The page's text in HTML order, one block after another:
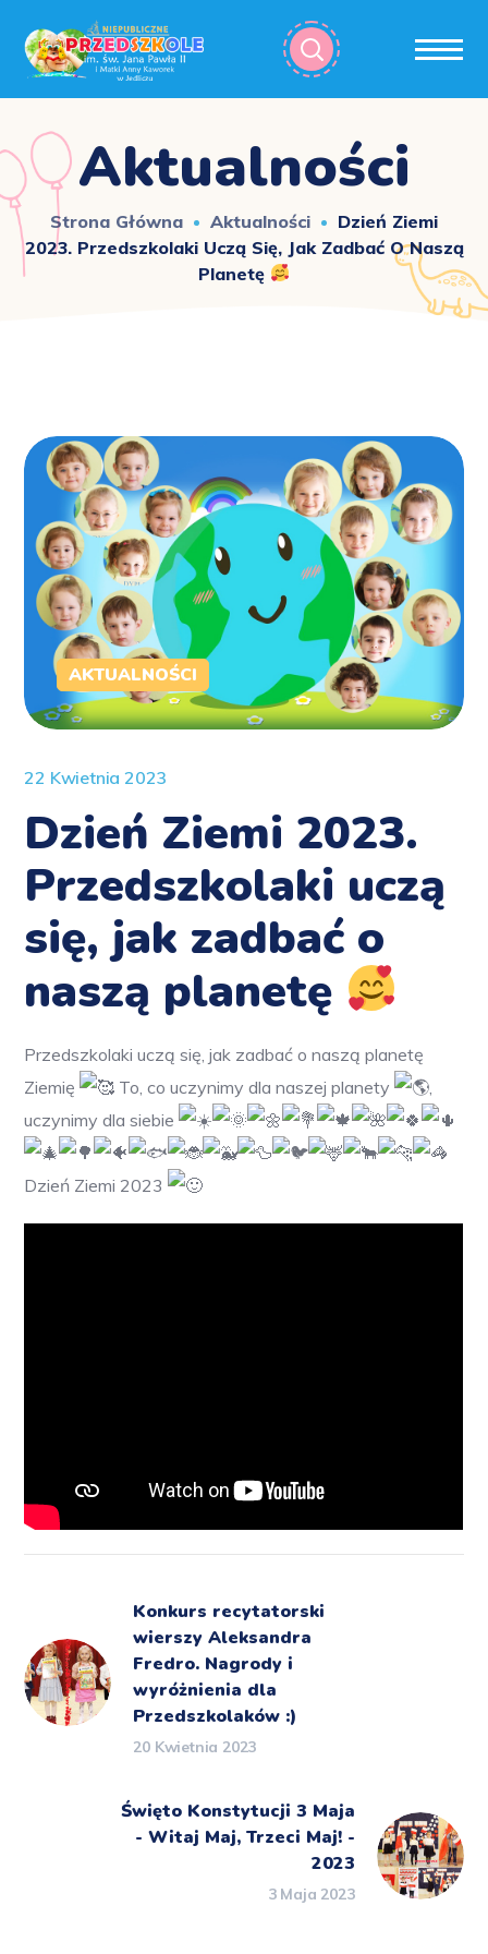
Aktualności
Strona Główna Aktualności
Dzień Ziemi
2023. Przedszkolaki Uczą Się, Jak Zadbać O Naszą
Planetę
AKTUALNOŚCI
22 Kwietnia 2023
Dzień Ziemi 2023.
Przedszkolaki uczą
się, jak zadbać o
naszą planetę
Przedszkolaki uczą się, jak zadbać o naszą planetę
Ziemię
To, co uczynimy dla naszej planety
,
uczynimy dla siebie
Dzień Ziemi 2023
Konkurs recytatorski
wierszy Aleksandra
Fredro. Nagrody i
wyróżnienia dla
Przedszkolaków :)
20 Kwietnia 2023
Święto Konstytucji 3 Maja
- Witaj Maj, Trzeci Maj! -
2023
3 Maja 2023